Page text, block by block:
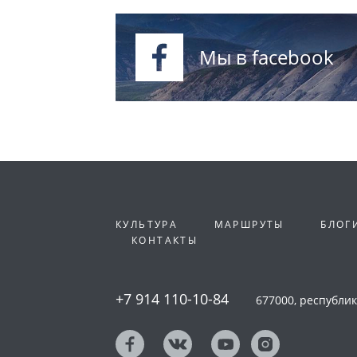
Мы в facebook
КУЛЬТУРА МАРШРУТЫ
КОНТАКТЫ
+7 914 110-10-84 677000,